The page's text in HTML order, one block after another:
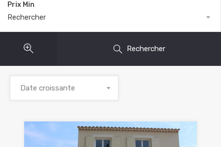
Prix Min
Rechercher
Rechercher
Date croissante